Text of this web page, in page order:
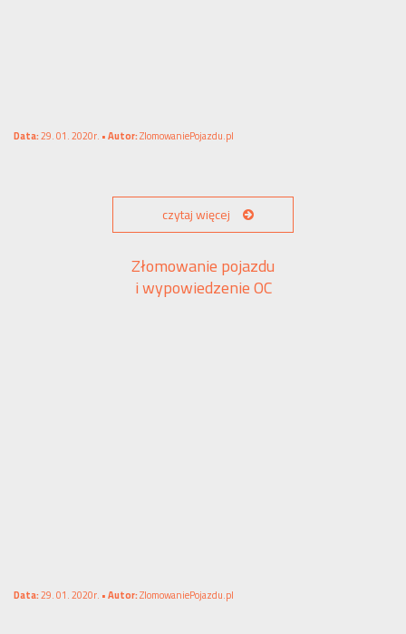
Data:29. 01. 2020r. •Autor:ZlomowaniePojazdu.pl
czytaj więcej
Złomowanie pojazdu
i wypowiedzenie OC
Data:29. 01. 2020r. •Autor:ZlomowaniePojazdu.pl